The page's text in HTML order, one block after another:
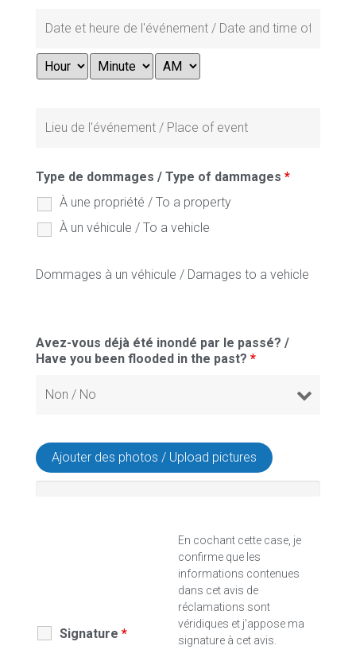
Type de dommages / Type of dammages *
À une propriété / To a property
À un véhicule / To a vehicle
Dommages à un véhicule / Damages to a vehicle
Avez-vous déjà été inondé par le passé? /
Have you been flooded in the past? *
Ajouter des photos / Upload pictures
Signature *
En cochant cette case, je
confirme que les
informations contenues
dans cet avis de
réclamations sont
véridiques et j'appose ma
signature à cet avis.